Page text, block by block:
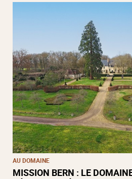
AU DOMAINE
MISSION BERN : LE